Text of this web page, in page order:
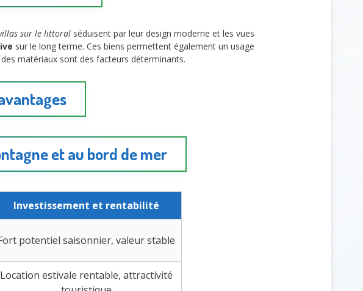
sur le littoralséduisent par leur design moderne et les vues
sur le long terme. Ces biens permettent également un usage
matériaux sont des facteurs déterminants.
et au bord de mer
Investissement et rentabilité
potentiel saisonnier, valeur stable
Location estivale rentable, attractivité